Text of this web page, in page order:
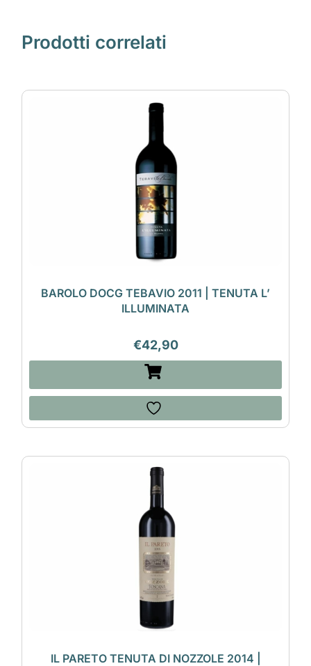
Prodotti correlati
BAROLO DOCG TEBAVIO 2011 | TENUTA L’
ILLUMINATA
€42,90
IL PARETO TENUTA DI NOZZOLE 2014 |